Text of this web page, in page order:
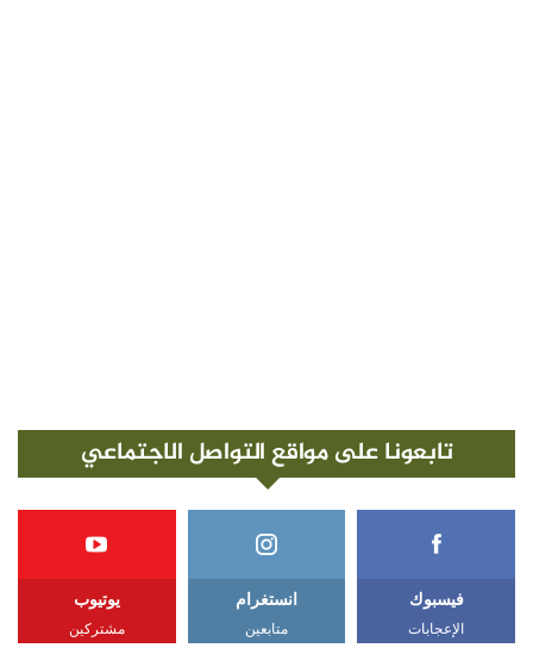
تابعونا على مواقع التواصل الاجتماعي
فيسبوك
الإعجابات
انستغرام
متابعين
يوتيوب
مشتركين